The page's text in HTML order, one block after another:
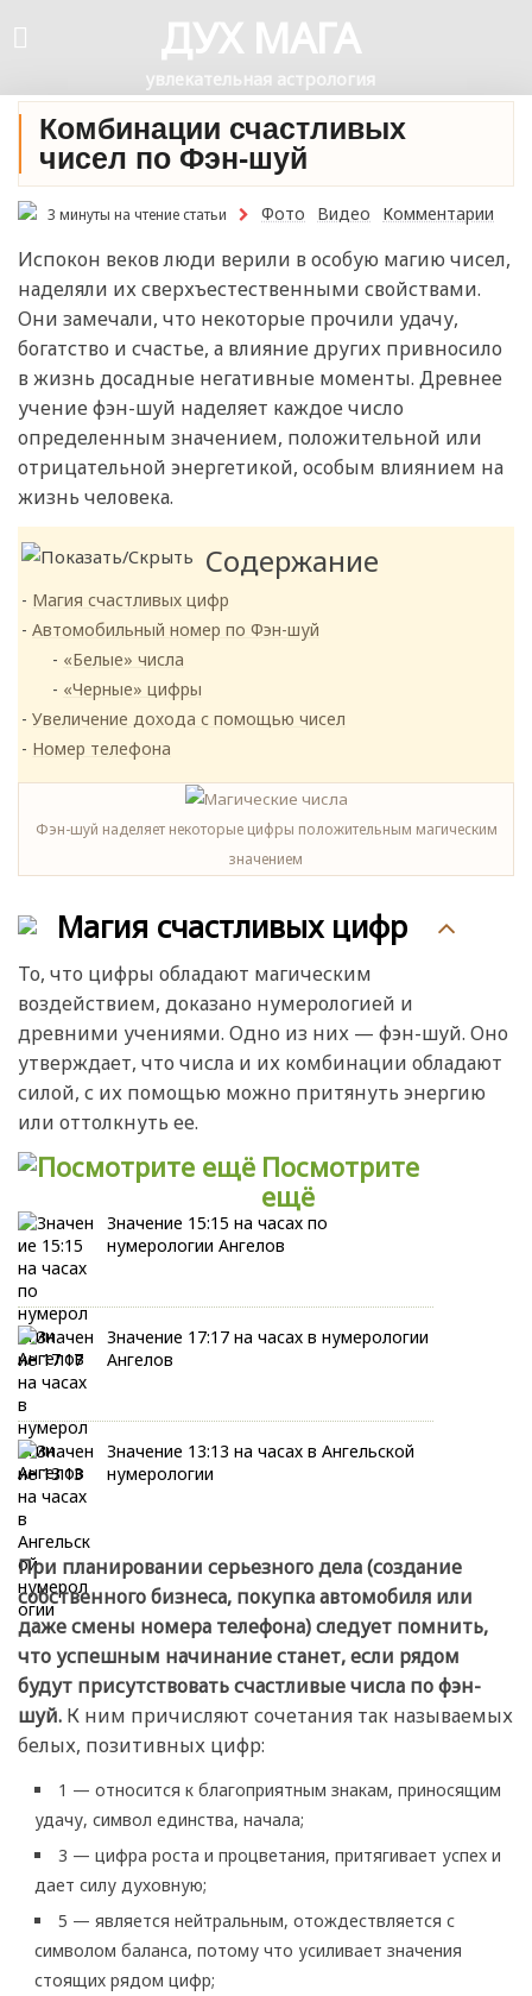
ДУХ МАГА
увлекательная астрология
Комбинации счастливых
чисел по Фэн-шуй
3 минуты на чтение статьи Фото Видео Комментарии
Испокон веков люди верили в особую магию чисел,
наделяли их сверхъестественными свойствами.
Они замечали, что некоторые прочили удачу,
богатство и счастье, а влияние других привносило
в жизнь досадные негативные моменты. Древнее
учение фэн-шуй наделяет каждое число
определенным значением, положительной или
отрицательной энергетикой, особым влиянием на
жизнь человека.
Содержание
Магия счастливых цифр
Автомобильный номер по Фэн-шуй
«Белые» числа
«Черные» цифры
Увеличение дохода с помощью чисел
Номер телефона
Фэн-шуй наделяет некоторые цифры положительным магическим
значением
Магия счастливых цифр
То, что цифры обладают магическим
воздействием, доказано нумерологией и
древними учениями. Одно из них — фэн-шуй. Оно
утверждает, что числа и их комбинации обладают
силой, с их помощью можно притянуть энергию
или оттолкнуть ее.
Посмотрите
ещё
Значение 15:15 на часах по
нумерологии Ангелов
Значение 17:17 на часах в нумерологии
Ангелов
Значение 13:13 на часах в Ангельской
нумерологии
При планировании серьезного дела (создание
собственного бизнеса, покупка автомобиля или
даже смены номера телефона) следует помнить,
что успешным начинание станет, если рядом
будут присутствовать счастливые числа по фэн-
шуй. К ним причисляют сочетания так называемых
белых, позитивных цифр:
1 — относится к благоприятным знакам, приносящим
удачу, символ единства, начала;
3 — цифра роста и процветания, притягивает успех и
дает силу духовную;
5 — является нейтральным, отождествляется с
символом баланса, потому что усиливает значения
стоящих рядом цифр;